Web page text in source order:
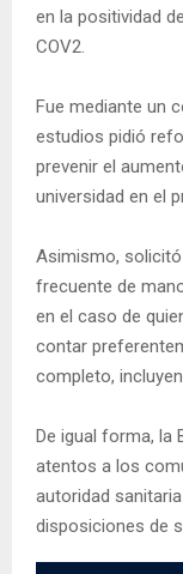
en la positividad
COV2.
Fue mediante un
estudios pidió
prevenir el
universidad en el
Asimismo,
frecuente de
en el caso de
contar
completo,
De igual forma, la
atentos a los
autoridad
disposiciones de